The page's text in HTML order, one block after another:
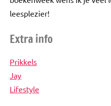
leesplezier!
Extra info
Prikkels
Jay
Lifestyle